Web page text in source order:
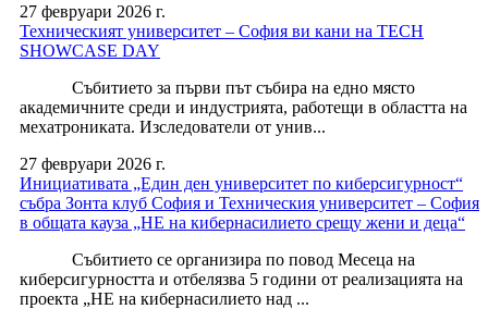
27 февруари 2026 г.
Техническият университет – София ви кани на TECH
SHOWCASE DAY
Събитието за първи път събира на едно място
академичните среди и индустрията, работещи в областта на
мехатрониката. Изследователи от унив...
27 февруари 2026 г.
Инициативата „Един ден университет по киберсигурност“
събра Зонта клуб София и Техническия университет – София
в общата кауза „НЕ на кибернасилието срещу жени и деца“
Събитието се организира по повод Месеца на
киберсигурността и отбелязва 5 години от реализацията на
проекта „НЕ на кибернасилието над ...